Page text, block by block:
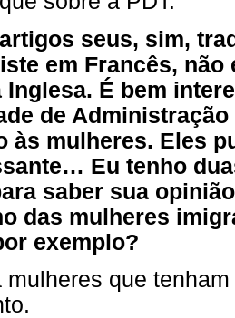
seus, sim,
em Francês,
Inglesa. É bem
de
às mulheres. Eles
Eu tenho
saber sua
das mulheres
exemplo?
mulheres que